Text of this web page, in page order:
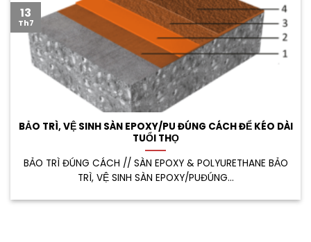
BẢO TRÌ, VỆ SINH SÀN EPOXY/PU ĐÚNG CÁCH ĐỂ KÉO DÀI
TUỔI THỌ
BẢO TRÌ ĐÚNG CÁCH // SÀN EPOXY & POLYURETHANE BẢO
TRÌ, VỆ SINH SÀN EPOXY/PUĐÚNG...
13
Th7